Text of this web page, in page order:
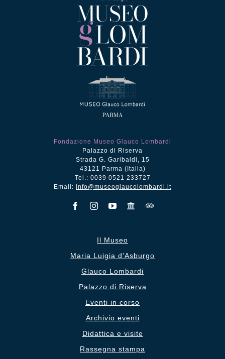
Fondazione Museo Glauco Lombardi
Palazzo di Riserva
Strada G. Garibaldi, 15
43121 Parma (Italia)
Tel.: 0039 0521 233727
Email: info@museoglaucolombardi.it
Il Museo
Maria Luigia d’Asburgo
Glauco Lombardi
Palazzo di Riserva
Eventi in corso
Archivio eventi
Didattica e visite
Rassegna stampa